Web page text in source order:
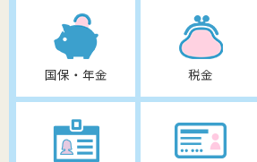
国保・年金 税金